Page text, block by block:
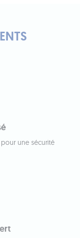
pour une sécurité